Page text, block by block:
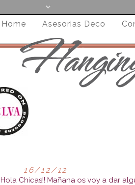
Home Asesorias Deco
16/12/12
Hola Chicas!! Mañana os voy a dar